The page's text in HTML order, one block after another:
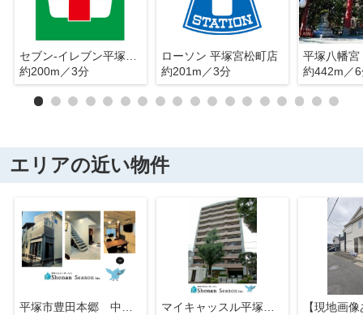
約200m／3分
ローソン 平塚宮松町店
約201m／3分
平塚八幡宮
約442m／
エリアの近い物件
平塚市豊田本郷 中古戸建 45.14坪
マイキャッスル平塚ロイヤルステージ